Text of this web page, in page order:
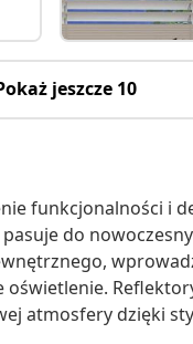
jeszcze 10
funkcjonalności i
do
atmosfery dzięki